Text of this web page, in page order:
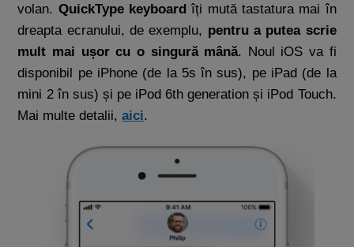
volan. QuickType keyboard îți mută tastatura mai în
dreapta ecranului, de exemplu, pentru a putea scrie
mult mai ușor cu o singură mână. Noul iOS va fi
disponibil pe iPhone (de la 5s în sus), pe iPad (de la
mini 2 în sus) și pe iPod 6th generation și iPod Touch.
Mai multe detalii,aici.